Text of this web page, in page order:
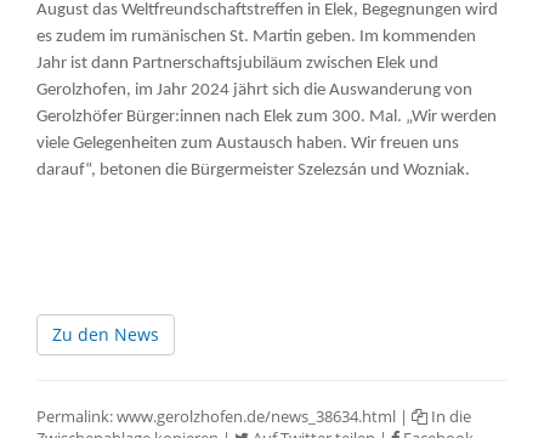
August das Weltfreundschaftstreffen in Elek, Begegnungen wird
es zudem im rumänischen St. Martin geben. Im kommenden
Jahr ist dann Partnerschaftsjubiläum zwischen Elek und
Gerolzhofen, im Jahr 2024 jährt sich die Auswanderung von
Gerolzhöfer Bürger:innen nach Elek zum 300. Mal. „Wir werden
viele Gelegenheiten zum Austausch haben. Wir freuen uns
darauf“, betonen die Bürgermeister Szelezsán und Wozniak.
Zu den News
Permalink:www.gerolzhofen.de/news_38634.html |
In die